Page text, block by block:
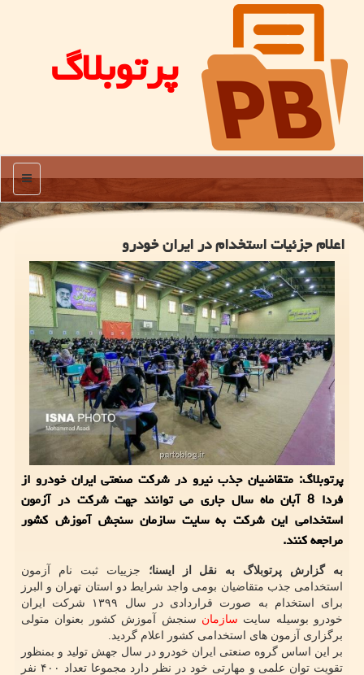
پرتوبلاگ
منو
اعلام جزئیات استخدام در ایران خودرو
پرتوبلاگ: متقاضیان جذب نیرو در شركت صنعتی ایران خودرو از
فردا 8 آبان ماه سال جاری می توانند جهت شركت در آزمون
استخدامی این شركت به سایت سازمان سنجش آموزش كشور
مراجعه كنند.
به گزارش پرتوبلاگ به نقل از ایسنا؛ جزییات ثبت نام آزمون
استخدامی جذب متقاضیان بومی واجد شرایط دو استان تهران و البرز
برای استخدام به صورت قراردادی در سال ۱۳۹۹ شرکت ایران
خودرو بوسیله سایت سازمان سنجش آموزش کشور بعنوان متولی
برگزاری آزمون های استخدامی کشور اعلام گردید.
بر این اساس گروه صنعتی ایران خودرو در سال جهش تولید و بمنظور
تقویت توان علمی و مهارتی خود در نظر دارد مجموعا تعداد ۴۰۰ نفر